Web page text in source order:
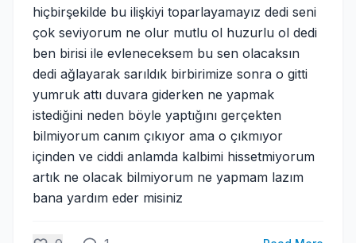
hiçbirşekilde bu ilişkiyi toparlayamayız dedi seni
çok seviyorum ne olur mutlu ol huzurlu ol dedi
ben birisi ile evleneceksem bu sen olacaksın
dedi ağlayarak sarıldık birbirimize sonra o gitti
yumruk attı duvara giderken ne yapmak
istediğini neden böyle yaptığını gerçekten
bilmiyorum canım çıkıyor ama o çıkmıyor
içinden ve ciddi anlamda kalbimi hissetmiyorum
artık ne olacak bilmiyorum ne yapmam lazım
bana yardım eder misiniz